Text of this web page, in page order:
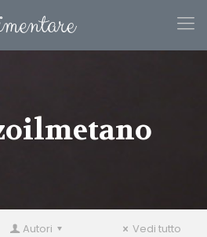
Autori Vedi tutto